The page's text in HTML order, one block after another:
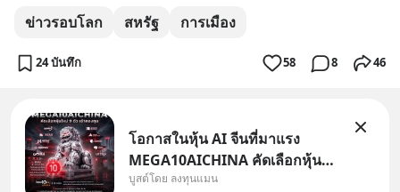
ข่าวรอบโลก สหรัฐ การเมือง
24 บันทึก 58 8 46
โอกาสในหุ้น AI จีนที่มาแรง
MEGA10AICHINA คัดเลือกหุ้น
ใหม่ 9 ตัว เข้ากองทุน.. ครอบคลุม
บูสต์โดย ลงทุนแมน